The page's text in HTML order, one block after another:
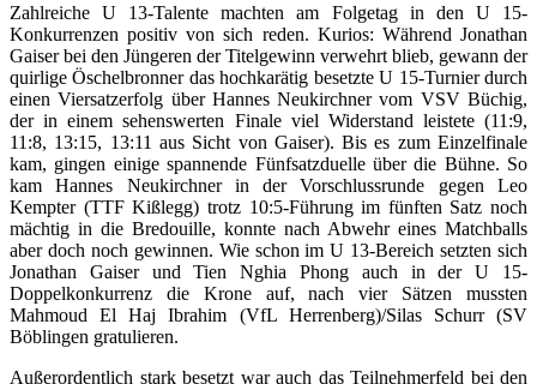
Zahlreiche U 13-Talente machten am Folgetag in den U 15-
Konkurrenzen positiv von sich reden. Kurios: Während Jonathan
Gaiser bei den Jüngeren der Titelgewinn verwehrt blieb, gewann der
quirlige Öschelbronner das hochkarätig besetzte U 15-Turnier durch
einen Viersatzerfolg über Hannes Neukirchner vom VSV Büchig,
der in einem sehenswerten Finale viel Widerstand leistete (11:9,
11:8, 13:15, 13:11 aus Sicht von Gaiser). Bis es zum Einzelfinale
kam, gingen einige spannende Fünfsatzduelle über die Bühne. So
kam Hannes Neukirchner in der Vorschlussrunde gegen Leo
Kempter (TTF Kißlegg) trotz 10:5-Führung im fünften Satz noch
mächtig in die Bredouille, konnte nach Abwehr eines Matchballs
aber doch noch gewinnen. Wie schon im U 13-Bereich setzten sich
Jonathan Gaiser und Tien Nghia Phong auch in der U 15-
Doppelkonkurrenz die Krone auf, nach vier Sätzen mussten
Mahmoud El Haj Ibrahim (VfL Herrenberg)/Silas Schurr (SV
Böblingen gratulieren.
Außerordentlich stark besetzt war auch das Teilnehmerfeld bei den